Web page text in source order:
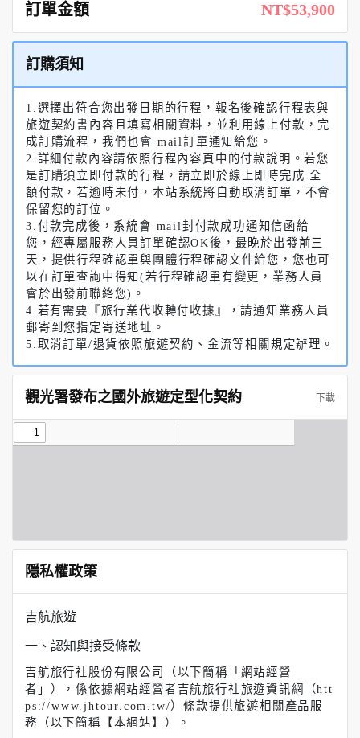
訂單金額 NT$53,900
訂購須知
1.選擇出符合您出發日期的行程，報名後確認行程表與
旅遊契約書內容且填寫相關資料，並利用線上付款，完
成訂購流程，我們也會 mail訂單通知給您。
2.詳細付款內容請依照行程內容頁中的付款說明。若您
是訂購須立即付款的行程，請立即於線上即時完成 全
額付款，若逾時未付，本站系統將自動取消訂單，不會
保留您的訂位。
3.付款完成後，系統會 mail封付款成功通知信函給
您，經專屬服務人員訂單確認OK後，最晚於出發前三
天，提供行程確認單與團體行程確認文件給您，您也可
以在訂單查詢中得知(若行程確認單有變更，業務人員
會於出發前聯絡您)。
4.若有需要『旅行業代收轉付收據』，請通知業務人員
郵寄到您指定寄送地址。
5.取消訂單/退貨依照旅遊契約、金流等相關規定辦理。
觀光署發布之國外旅遊定型化契約 下載
隱私權政策
吉航旅遊
一、認知與接受條款
吉航旅行社股份有限公司（以下簡稱「網站經營
者」），係依據網站經營者吉航旅行社旅遊資訊網（htt
ps://www.jhtour.com.tw/）條款提供旅遊相關產品服
務（以下簡稱【本網站】）。